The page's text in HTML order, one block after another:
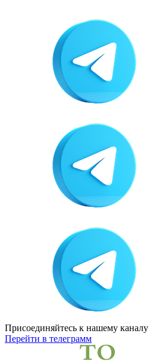
Присоединяйтесь к нашему каналу
Перейти в телеграмм